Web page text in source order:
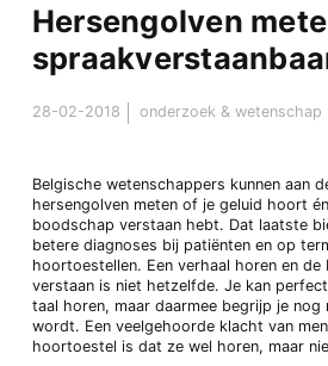
Hersengolven
28-02-2018 onderzoek & wetenschap
Belgische wetenschappers kunnen aan
hersengolven meten of je geluid hoort
boodschap verstaan hebt. Dat laatste
betere diagnoses bij patiënten en op
hoortoestellen. Een verhaal horen en
verstaan is niet hetzelfde. Je kan
taal horen, maar daarmee begrijp je nog
wordt. Een veelgehoorde klacht van
hoortoestel is dat ze wel horen, maar